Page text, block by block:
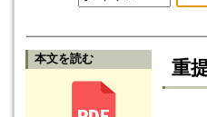
本文を読む 重